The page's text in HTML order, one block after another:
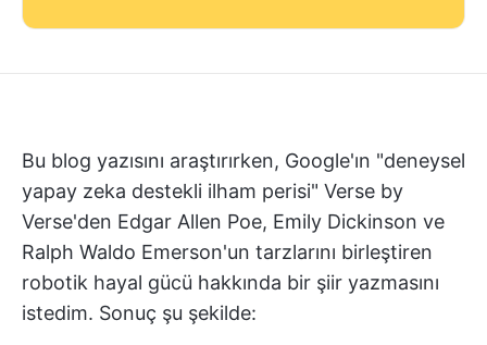
Bu blog yazısını araştırırken, Google'ın "deneysel
yapay zeka destekli ilham perisi" Verse by
Verse'den Edgar Allen Poe, Emily Dickinson ve
Ralph Waldo Emerson'un tarzlarını birleştiren
robotik hayal gücü hakkında bir şiir yazmasını
istedim. Sonuç şu şekilde: